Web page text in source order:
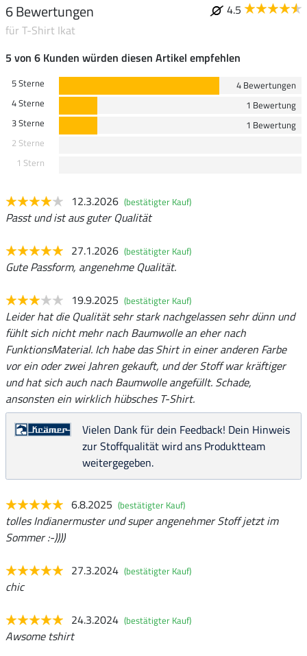
6 Bewertungen
4.5
für T-Shirt Ikat
5 von 6 Kunden würden diesen Artikel empfehlen
5 Sterne
4 Bewertungen
4 Sterne
1 Bewertung
3 Sterne
1 Bewertung
2 Sterne
1 Stern
12.3.2026 (bestätigter Kauf)
Passt und ist aus guter Qualität
27.1.2026 (bestätigter Kauf)
Gute Passform, angenehme Qualität.
19.9.2025 (bestätigter Kauf)
Leider hat die Qualität sehr stark nachgelassen sehr dünn und
fühlt sich nicht mehr nach Baumwolle an eher nach
FunktionsMaterial. Ich habe das Shirt in einer anderen Farbe
vor ein oder zwei Jahren gekauft, und der Stoff war kräftiger
und hat sich auch nach Baumwolle angefüllt. Schade,
ansonsten ein wirklich hübsches T-Shirt.
Vielen Dank für dein Feedback! Dein Hinweis
zur Stoffqualität wird ans Produktteam
weitergegeben.
6.8.2025 (bestätigter Kauf)
tolles Indianermuster und super angenehmer Stoff jetzt im
Sommer :-))))
27.3.2024 (bestätigter Kauf)
chic
24.3.2024 (bestätigter Kauf)
Awsome tshirt